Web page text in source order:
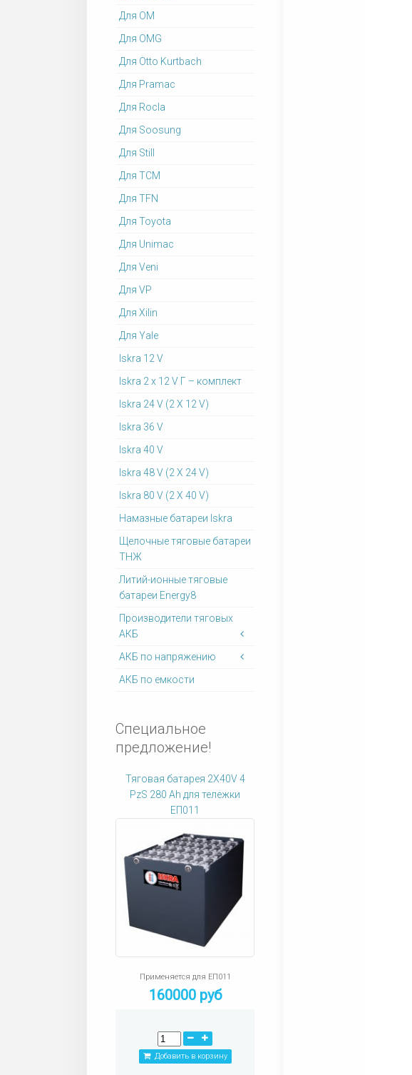
Для OM
Для OMG
Для Otto Kurtbach
Для Pramac
Для Rocla
Для Soosung
Для Still
Для TCM
Для TFN
Для Toyota
Для Unimac
Для Veni
Для VP
Для Xilin
Для Yale
Iskra 12 V
Iskra 2 x 12 V Г – комплект
Iskra 24 V (2 X 12 V)
Iskra 36 V
Iskra 40 V
Iskra 48 V (2 X 24 V)
Iskra 80 V (2 X 40 V)
Намазные батареи Iskra
Щелочные тяговые батареи
ТНЖ
Литий-ионные тяговые
батареи Energy8
Производители тяговых
АКБ
АКБ по напряжению
АКБ по емкости
Специальное
предложение!
Тяговая батарея 2X40V 4
PzS 280 Ah для тележки
ЕП011
Применяется для ЕП011
160000 руб
Добавить в корзину